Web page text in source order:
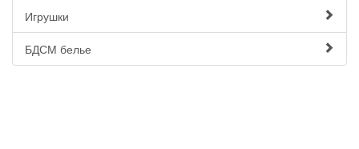
Игрушки
БДСМ белье